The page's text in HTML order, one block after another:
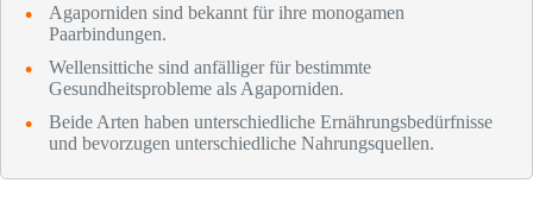
Agaporniden sind bekannt für ihre monogamen
Paarbindungen.
Wellensittiche sind anfälliger für bestimmte
Gesundheitsprobleme als Agaporniden.
Beide Arten haben unterschiedliche Ernährungsbedürfnisse
und bevorzugen unterschiedliche Nahrungsquellen.